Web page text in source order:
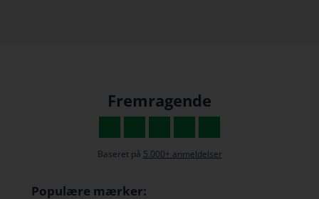
Fremragende
Baseret på 5.000+ anmeldelser
Populære mærker: